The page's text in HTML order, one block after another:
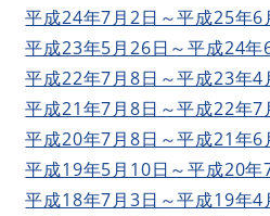
平成24年7月2日～平成25年6
平成23年5月26日～平成24年
平成22年7月8日～平成23年4
平成21年7月8日～平成22年7
平成20年7月8日～平成21年6
平成19年5月10日～平成20年
平成18年7月3日～平成19年4